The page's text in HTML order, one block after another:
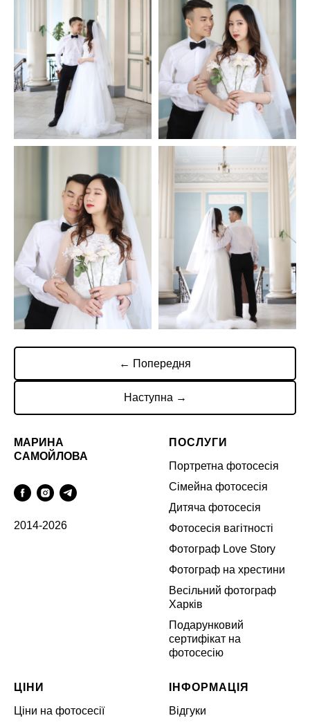
← Попередня
Наступна →
МАРИНА
САМОЙЛОВА
2014-2026
ПОСЛУГИ
Портретна фотосесія
Сімейна фотосесія
Дитяча фотосесія
Фотосесія вагітності
Фотограф Love Story
Фотограф на хрестини
Весільний фотограф
Харків
Подарунковий
сертифікат на
фотосесію
ЦІНИ
Ціни на фотосесії
ІНФОРМАЦІЯ
Відгуки